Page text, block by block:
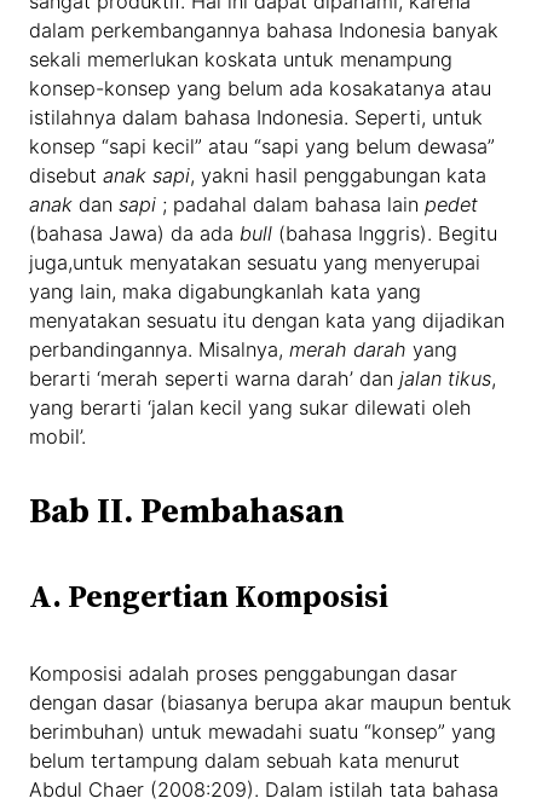
dalam perkembangannya bahasa Indonesia banyak
sekali memerlukan koskata untuk menampung
konsep-konsep yang belum ada kosakatanya atau
istilahnya dalam bahasa Indonesia. Seperti, untuk
konsep “sapi kecil” atau “sapi yang belum dewasa”
disebutanak sapi, yakni hasil penggabungan kata
anak dansapi ; padahal dalam bahasa lainpedet
(bahasa Jawa) da ada bull (bahasa Inggris). Begitu
juga,untuk menyatakan sesuatu yang menyerupai
yang lain, maka digabungkanlah kata yang
menyatakan sesuatu itu dengan kata yang dijadikan
perbandingannya. Misalnya,merah darah yang
berarti ‘merah seperti warna darah’ danjalan tikus,
yang berarti ‘jalan kecil yang sukar dilewati oleh
mobil’.
Bab II. Pembahasan
A. Pengertian Komposisi
Komposisi adalah proses penggabungan dasar
dengan dasar (biasanya berupa akar maupun bentuk
berimbuhan) untuk mewadahi suatu “konsep” yang
belum tertampung dalam sebuah kata menurut
Abdul Chaer (2008:209). Dalam istilah tata bahasa